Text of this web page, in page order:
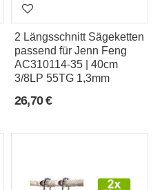
2 Längsschnitt Sägeketten
passend für Jenn Feng
AC310114-35 | 40cm
3/8LP 55TG 1,3mm
26,70 €